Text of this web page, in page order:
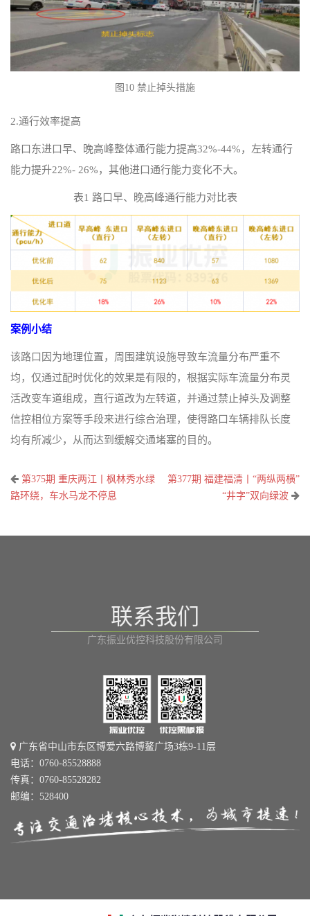
图10 禁止掉头措施
2.通行效率提高
路口东进口早、晚高峰整体通行能力提高32%-44%，左转通行
能力提升22%- 26%，其他进口通行能力变化不大。
表1 路口早、晚高峰通行能力对比表
案例小结
该路口因为地理位置，周围建筑设施导致车流量分布严重不
均，仅通过配时优化的效果是有限的，根据实际车流量分布灵
活改变车道组成，直行道改为左转道，并通过禁止掉头及调整
信控相位方案等手段来进行综合治理，使得路口车辆排队长度
均有所减少，从而达到缓解交通堵塞的目的。
文
章
航
第375期 重庆两江丨枫林秀水绿
路环绕，车水马龙不停息
第377期 福建福清丨“两纵两横”
“井字”双向绿波
联系我们
广东振业优控科技股份有限公司
广东省中山市东区博爱六路博鳌广场3栋9-11层
电话：0760-85528888
传真：0760-85528282
邮编：528400